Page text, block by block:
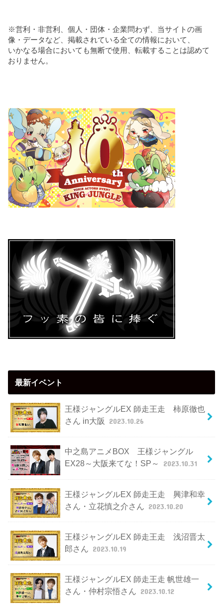
※営利・非営利、個人・団体・企業問わず、当サイトの画
像・データなど、掲載されている全ての情報において、
いかなる場合においても無断で使用、転載することは認めて
おりません。
最新イベント
王様ジャングルEX 師走王走 柿原徹也
さん in大阪
2023.10.26
中之島アニメBOX 王様ジャングル
EX28～大阪来てな！SP～
2023.10.31
王様ジャングルEX 師走王走 興津和幸
さん・立花慎之介さん
2023.10.20
王様ジャングルEX 師走王走 浅沼晋太
郎さん 2023.10.19
王様ジャングルEX 師走王走 帆世雄一
さん・仲村宗悟さん 2023.10.12